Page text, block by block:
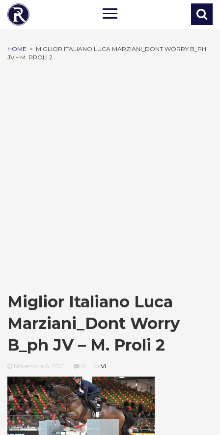
HOME > MIGLIOR ITALIANO LUCA MARZIANI_DONT WORRY B_PH
JV – M. PROLI 2
Miglior Italiano Luca
Marziani_Dont Worry
B_ph JV – M. Proli 2
Novembre 6, 2021 0 di Vi